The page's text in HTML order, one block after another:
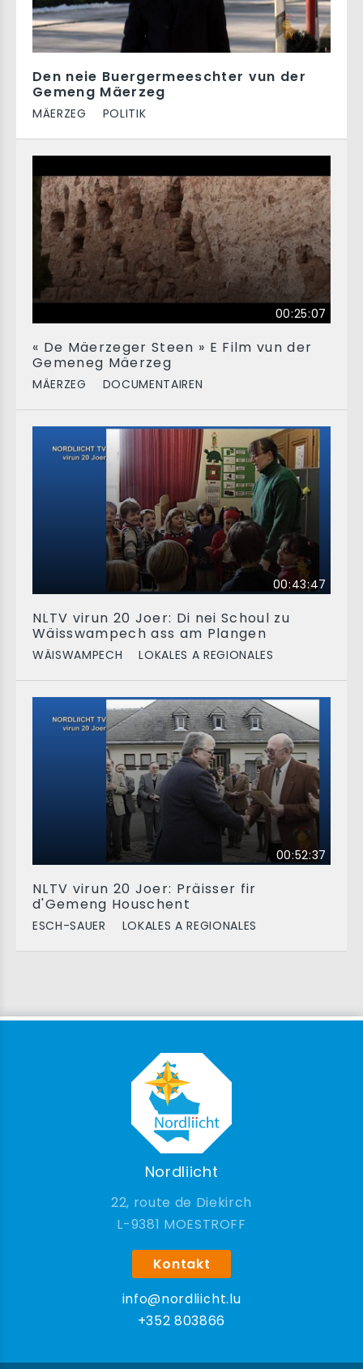
Den neie Buergermeeschter vun der
Gemeng Mäerzeg
MÄERZEG POLITIK
00:25:07
« De Mäerzeger Steen » E Film vun der
Gemeneg Mäerzeg
MÄERZEG DOCUMENTAIREN
00:43:47
NLTV virun 20 Joer: Di nei Schoul zu
Wäisswampech ass am Plangen
WÄISWAMPECH LOKALES A REGIONALES
00:52:37
NLTV virun 20 Joer: Präisser fir
d'Gemeng Houschent
ESCH-SAUER LOKALES A REGIONALES
Nordliicht
22, route de Diekirch
9381 MOESTROFF
Kontakt
info@nordliicht.lu
+352 803866